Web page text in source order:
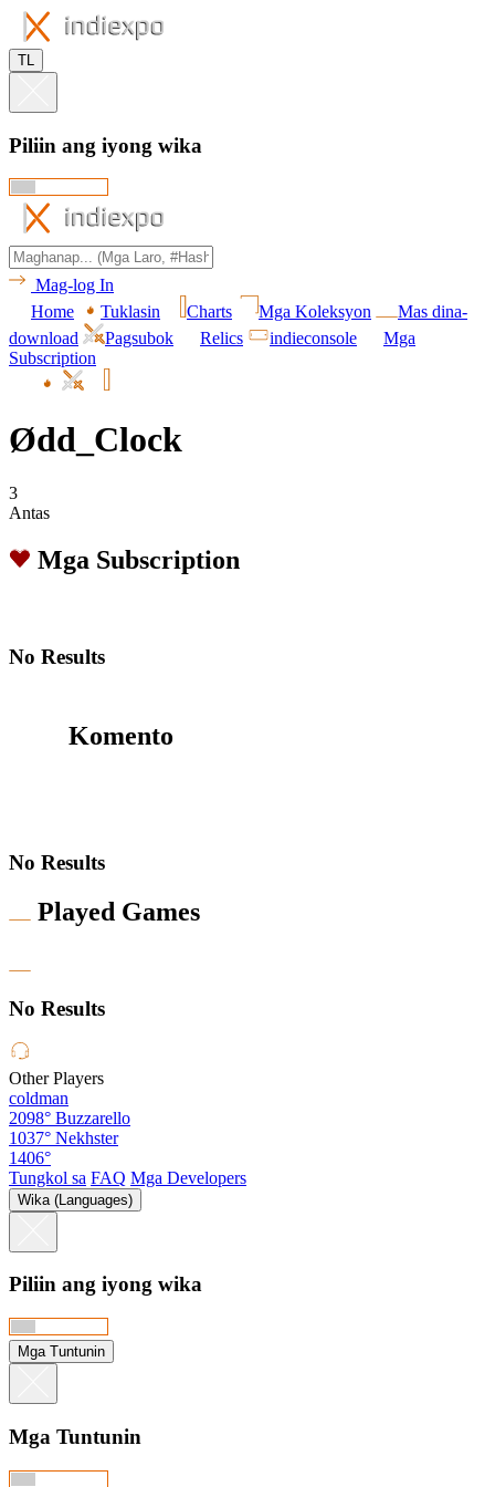
TL
Piliin ang iyong wika
Mag-log In
Home
Tuklasin Charts Mga Koleksyon
Mas dina-
download
Pagsubok Relics indieconsole
Mga
Subscription
Ødd_Clock
3
Antas
Mga Subscription
No Results
Komento
No Results
Played Games
No Results
Other Players
coldman
2098° Buzzarello
1037° Nekhster
1406°
Tungkol sa FAQ Mga Developers
Wika (Languages)
Piliin ang iyong wika
Mga Tuntunin
Mga Tuntunin